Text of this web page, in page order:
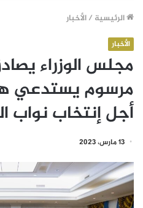
الرئيسية /الأخبار
الأخبار
مجلس الوزراء
مرسوم يستدعي
أجل إنتخاب نواب
13 مارس، 2023